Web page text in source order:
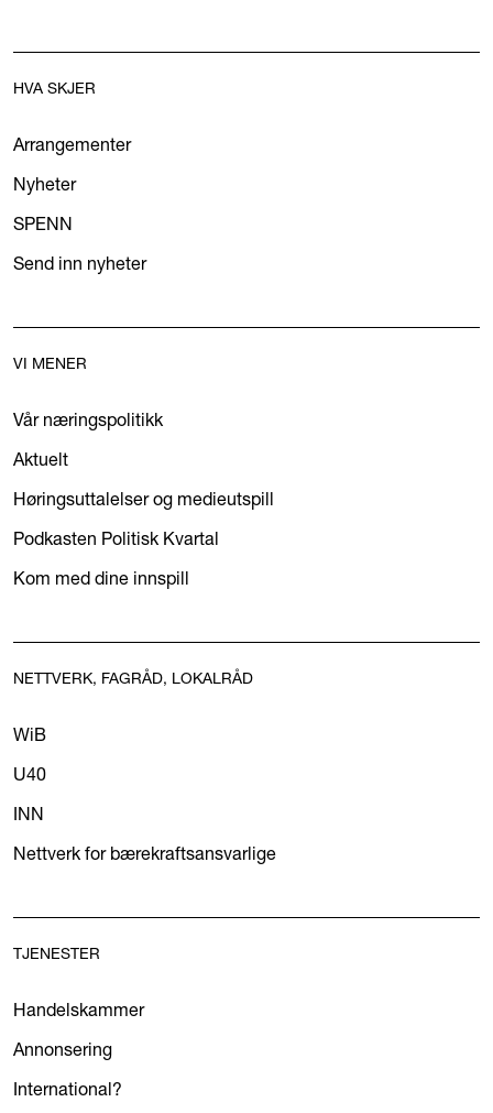
HVA SKJER
Arrangementer
Nyheter
SPENN
Send inn nyheter
VI MENER
Vår næringspolitikk
Aktuelt
Høringsuttalelser og medieutspill
Podkasten Politisk Kvartal
Kom med dine innspill
NETTVERK, FAGRÅD, LOKALRÅD
WiB
U40
INN
Nettverk for bærekraftsansvarlige
TJENESTER
Handelskammer
Annonsering
International?